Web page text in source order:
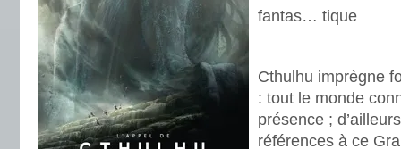
fantas… tique
Cthulhu imprègne
: tout le monde
présence ;
références à ce